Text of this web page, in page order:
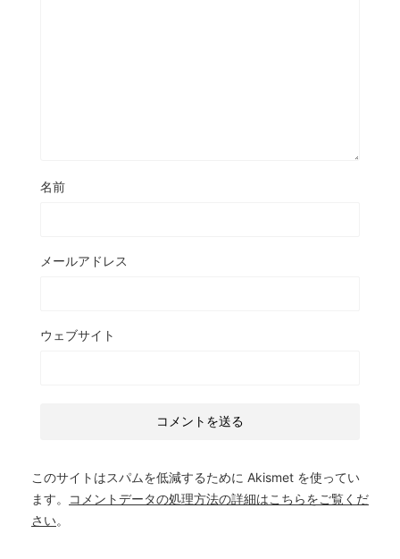
名前
メールアドレス
ウェブサイト
このサイトはスパムを低減するために Akismet を使ってい
ます。
コメントデータの処理方法の詳細はこちらをご覧くだ
さい。